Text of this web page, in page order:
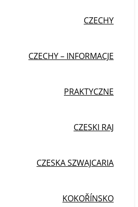
CZECHY
CZECHY – INFORMACJE
PRAKTYCZNE
CZESKI RAJ
CZESKA SZWAJCARIA
KOKOŘÍNSKO